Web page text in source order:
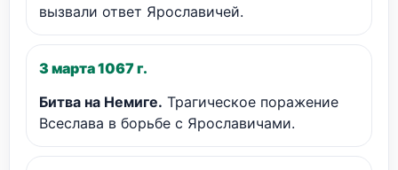
вызвали ответ Ярославичей.
3 марта 1067 г.
Битва на Немиге. Трагическое поражение
Всеслава в борьбе с Ярославичами.